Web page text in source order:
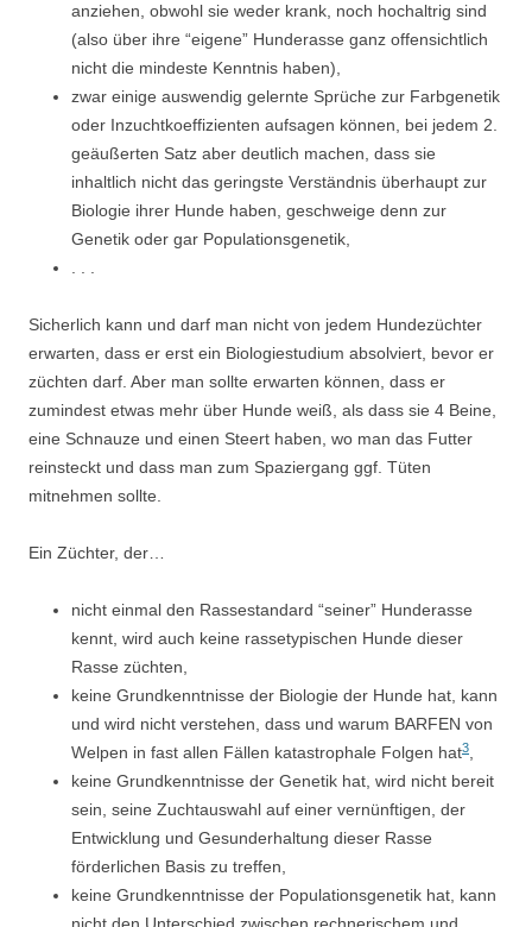
anziehen, obwohl sie weder krank, noch hochaltrig sind
(also über ihre “eigene” Hunderasse ganz offensichtlich
nicht die mindeste Kenntnis haben),
zwar einige auswendig gelernte Sprüche zur Farbgenetik
oder Inzuchtkoeffizienten aufsagen können, bei jedem 2.
geäußerten Satz aber deutlich machen, dass sie
inhaltlich nicht das geringste Verständnis überhaupt zur
Biologie ihrer Hunde haben, geschweige denn zur
Genetik oder gar Populationsgenetik,
Sicherlich kann und darf man nicht von jedem Hundezüchter
erwarten, dass er erst ein Biologiestudium absolviert, bevor er
züchten darf. Aber man sollte erwarten können, dass er
zumindest etwas mehr über Hunde weiß, als dass sie 4 Beine,
eine Schnauze und einen Steert haben, wo man das Futter
reinsteckt und dass man zum Spaziergang ggf. Tüten
mitnehmen sollte.
Ein Züchter, der…
nicht einmal den Rassestandard “seiner” Hunderasse
kennt, wird auch keine rassetypischen Hunde dieser
Rasse züchten,
keine Grundkenntnisse der Biologie der Hunde hat, kann
und wird nicht verstehen, dass und warum BARFEN von
Welpen in fast allen Fällen katastrophale Folgen hat3
keine Grundkenntnisse der Genetik hat, wird nicht bereit
sein, seine Zuchtauswahl auf einer vernünftigen, der
Entwicklung und Gesunderhaltung dieser Rasse
förderlichen Basis zu treffen,
keine Grundkenntnisse der Populationsgenetik hat, kann